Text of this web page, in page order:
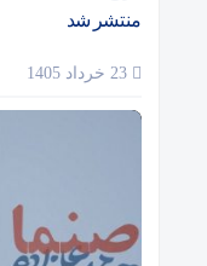
منتشر شد